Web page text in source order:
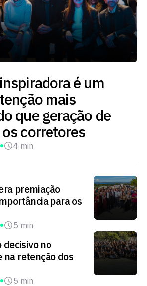
é um
mais
que geração de
corretores
4 min
premiação
para os
5 min
decisivo no
na retenção dos
5 min